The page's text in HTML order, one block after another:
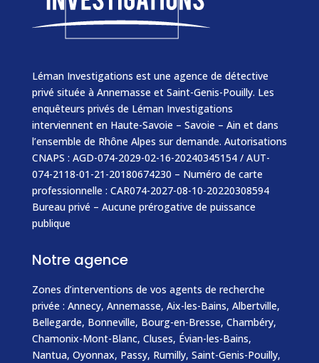
Léman Investigations est une agence de détective
privé située à Annemasse et Saint-Genis-Pouilly. Les
enquêteurs privés de Léman Investigations
interviennent en Haute-Savoie – Savoie – Ain et dans
l’ensemble de Rhône Alpes sur demande. Autorisations
CNAPS : AGD-074-2029-02-16-20240345154 / AUT-
074-2118-01-21-20180674230 – Numéro de carte
professionnelle : CAR074-2027-08-10-20220308594
Bureau privé – Aucune prérogative de puissance
publique
Notre agence
Zones d’interventions de vos agents de recherche
privée : Annecy, Annemasse, Aix-les-Bains, Albertville,
Bellegarde, Bonneville, Bourg-en-Bresse, Chambéry,
Chamonix-Mont-Blanc, Cluses, Évian-les-Bains,
Nantua, Oyonnax, Passy, Rumilly, Saint-Genis-Pouilly,